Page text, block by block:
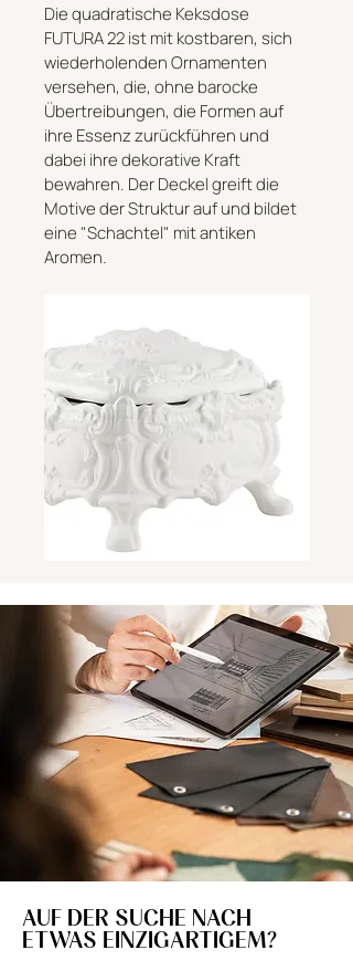
Die quadratische Keksdose
FUTURA 22 ist mit kostbaren, sich
wiederholenden Ornamenten
versehen, die, ohne barocke
Übertreibungen, die Formen auf
ihre Essenz zurückführen und
dabei ihre dekorative Kraft
bewahren. Der Deckel greift die
Motive der Struktur auf und bildet
eine "Schachtel" mit antiken
Aromen.
AUF DER SUCHE NACH
ETWAS EINZIGARTIGEM?